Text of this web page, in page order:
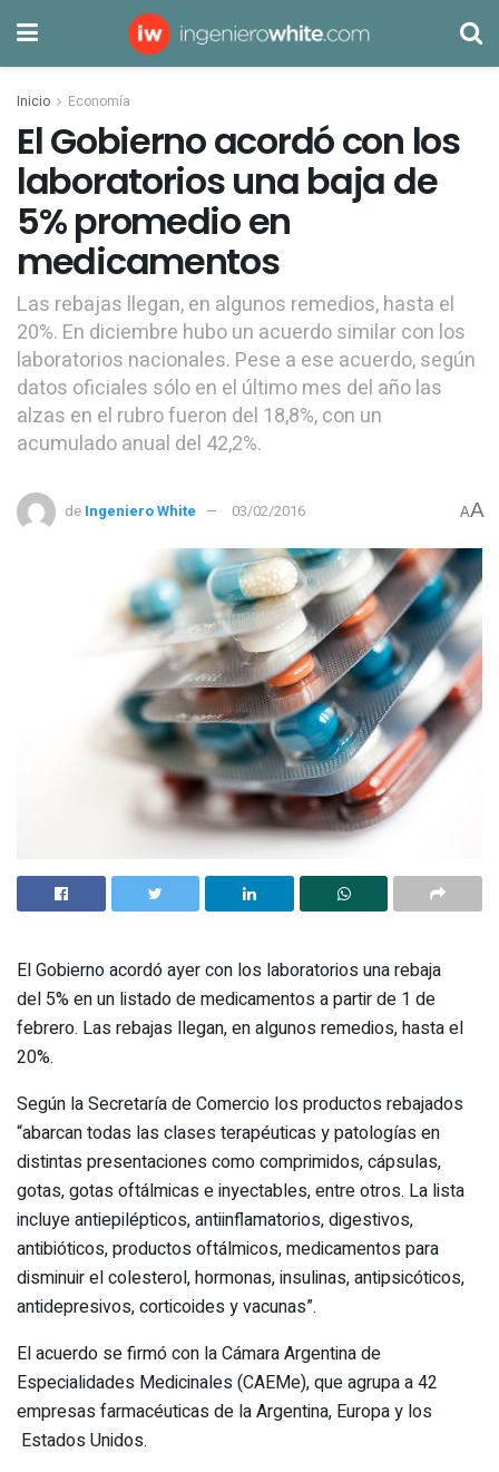
Inicio Economía
El Gobierno acordó con los
laboratorios una baja de
5% promedio en
medicamentos
Las rebajas llegan, en algunos remedios, hasta el
20%. En diciembre hubo un acuerdo similar con los
laboratorios nacionales. Pese a ese acuerdo, según
datos oficiales sólo en el último mes del año las
alzas en el rubro fueron del 18,8%, con un
acumulado anual del 42,2%.
de Ingeniero White 03/02/2016 AA
El Gobierno acordó ayer con los laboratorios una rebaja
del 5% en un listado de medicamentos a partir de 1 de
febrero. Las rebajas llegan, en algunos remedios, hasta el
20%.
Según la Secretaría de Comercio los productos rebajados
“abarcan todas las clases terapéuticas y patologías en
distintas presentaciones como comprimidos, cápsulas,
gotas, gotas oftálmicas e inyectables, entre otros. La lista
incluye antiepilépticos, antiinflamatorios, digestivos,
antibióticos, productos oftálmicos, medicamentos para
disminuir el colesterol, hormonas, insulinas, antipsicóticos,
antidepresivos, corticoides y vacunas”.
El acuerdo se firmó con la Cámara Argentina de
Especialidades Medicinales (CAEMe), que agrupa a 42
empresas farmacéuticas de la Argentina, Europa y los
Estados Unidos.